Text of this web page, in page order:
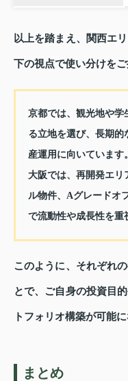
以上を踏まえ、関西エ
下の視点で使い分けをご
京都では、観光地や学
る立地を選び、長期
産運用に向いています。
大阪では、再開発エ
ル物件、Aグレードオ
で流動性や成長性を重
このように、それぞれ
とで、ご自身の投資目
トフォリオ構築が可能に
まとめ